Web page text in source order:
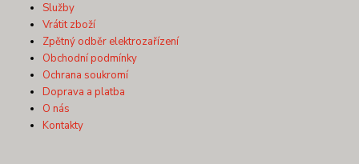
Služby
Vrátit zboží
Zpětný odběr elektrozařízení
Obchodní podmínky
Ochrana soukromí
Doprava a platba
O nás
Kontakty